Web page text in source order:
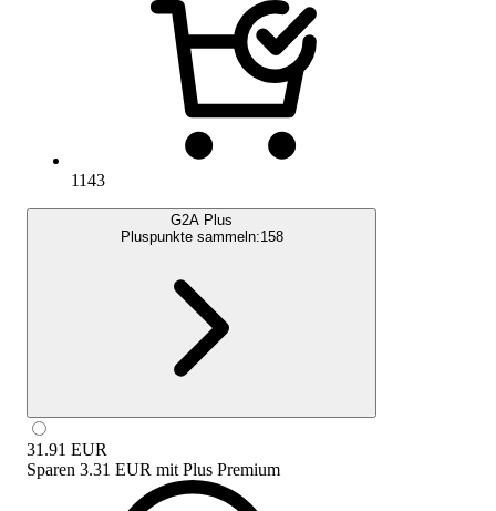
1143
G2A Plus
Pluspunkte sammeln:158
31.91 EUR
Sparen 3.31 EUR mit Plus Premium